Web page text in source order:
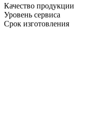
Качество продукции
Уровень сервиса
Срок изготовления